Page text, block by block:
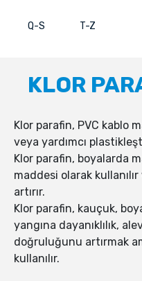
Q-S T-Z
KLOR
Klor parafin, PVC kablo
veya yardımcı
Klor parafin, boyalarda
maddesi olarak
artırır.
Klor parafin, kauçuk,
yangına dayanıklılık,
doğruluğunu artırmak
kullanılır.